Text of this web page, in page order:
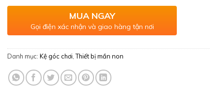
MUA NGAY
Gọi điện xác nhận và giao hàng tận nơi
Danh mục: Kệ góc chơi,Thiết bị mần non